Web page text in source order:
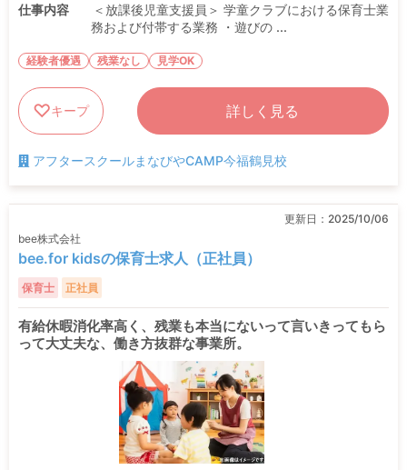
仕事内容
＜放課後児童支援員＞ 学童クラブにおける保育士業
務および付帯する業務 ・遊びの ...
経験者優遇 残業なし 見学OK
キープ 詳しく見る
アフタースクールまなびやCAMP今福鶴見校
更新日： 2025/10/06
bee株式会社
bee.for kidsの保育士求人（正社員）
保育士 正社員
有給休暇消化率高く、残業も本当にないって言いきってもら
って大丈夫な、働き方抜群な事業所。